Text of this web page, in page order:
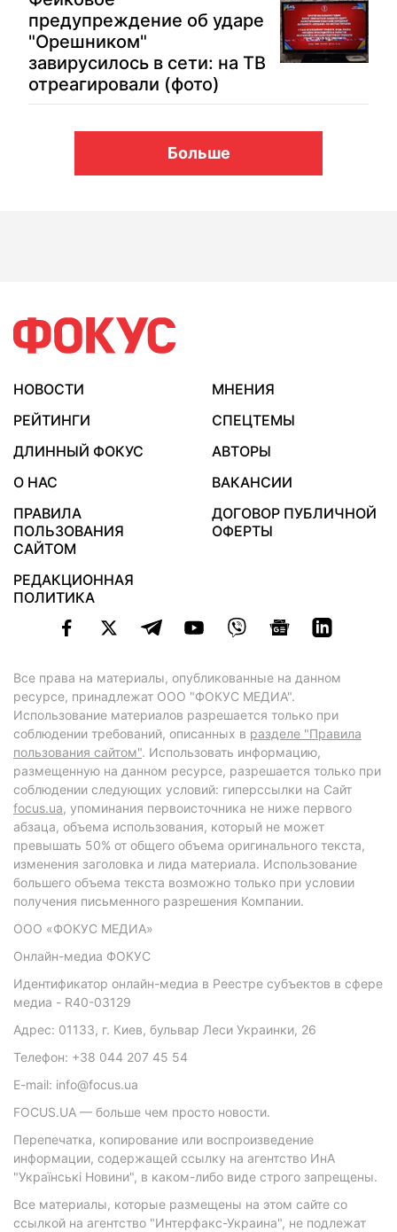
предупреждение об ударе
"Орешником"
завирусилось в сети: на ТВ
отреагировали (фото)
Больше
НОВОСТИ
МНЕНИЯ
РЕЙТИНГИ
СПЕЦТЕМЫ
ДЛИННЫЙ ФОКУС
АВТОРЫ
О НАС
ВАКАНСИИ
ПРАВИЛА
ПОЛЬЗОВАНИЯ
САЙТОМ
ДОГОВОР ПУБЛИЧНОЙ
ОФЕРТЫ
РЕДАКЦИОННАЯ
ПОЛИТИКА
Все права на материалы, опубликованные на данном
ресурсе, принадлежат ООО "ФОКУС МЕДИА".
Использование материалов разрешается только при
соблюдении требований, описанных в разделе "Правила
пользования сайтом". Использовать информацию,
размещенную на данном ресурсе, разрешается только при
соблюдении следующих условий: гиперссылки на Сайт
focus.ua, упоминания первоисточника не ниже первого
абзаца, объема использования, который не может
превышать 50% от общего объема оригинального текста,
изменения заголовка и лида материала. Использование
большего объема текста возможно только при условии
получения письменного разрешения Компании.
ООО «ФОКУС МЕДИА»
Онлайн-медиа ФОКУС
Идентификатор онлайн-медиа в Реестре субъектов в сфере
медиа - R40-03129
Адрес: 01133, г. Киев, бульвар Леси Украинки, 26
Телефон: +38 044 207 45 54
E-mail: info@focus.ua
FOCUS.UA — больше чем просто новости.
Перепечатка, копирование или воспроизведение
информации, содержащей ссылку на агентство ИнА
"Українські Новини", в каком-либо виде строго запрещены.
Все материалы, которые размещены на этом сайте со
ссылкой на агентство "Интерфакс-Украина", не подлежат